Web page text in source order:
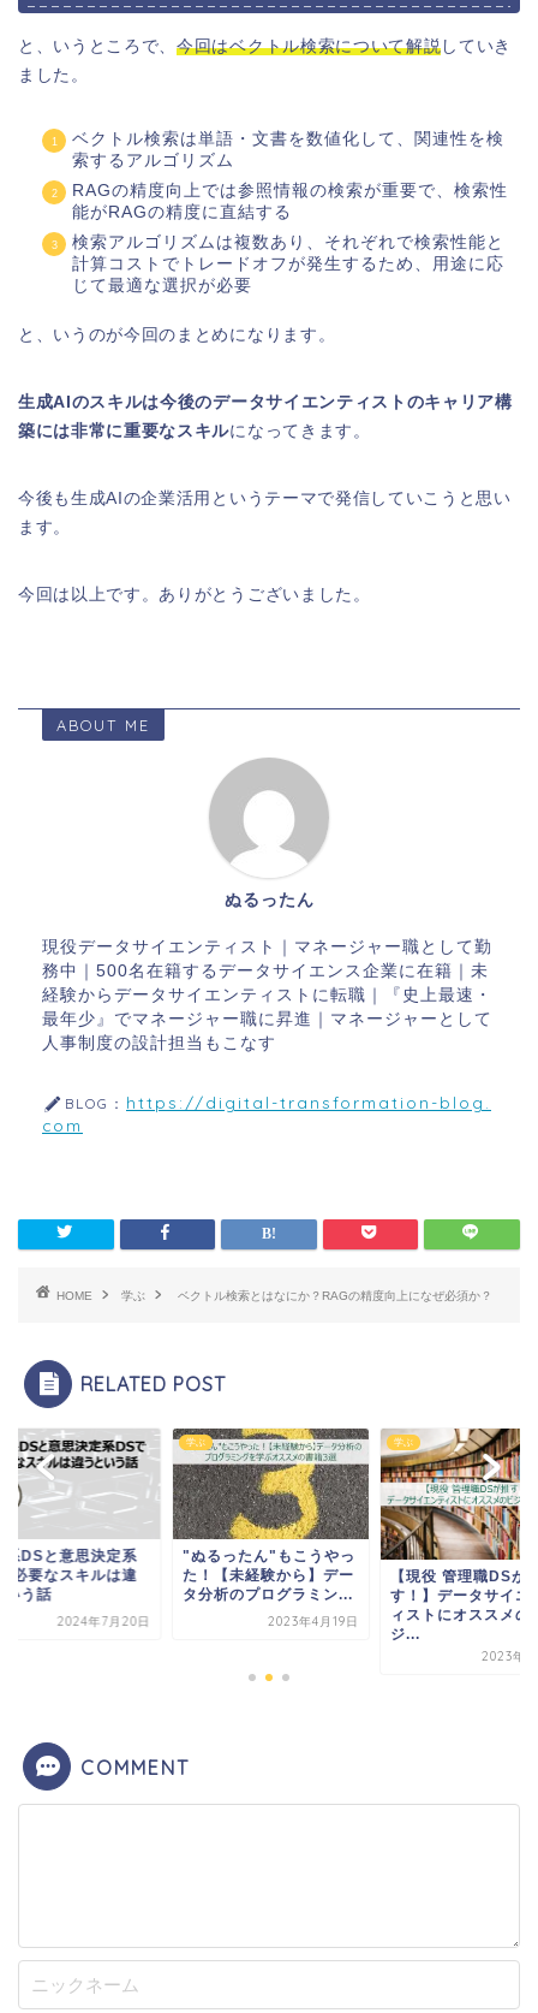
と、いうところで、今回はベクトル検索について解説 していき
ました。
ベクトル検索は単語・文書を数値化して、関連性を検
索するアルゴリズム
RAGの精度向上では参照情報の検索が重要で、検索性
能がRAGの精度に直結する
検索アルゴリズムは複数あり、それぞれで検索性能と
計算コストでトレードオフが発生するため、用途に応
じて最適な選択が必要
と、いうのが今回のまとめになります。
生成AIのスキルは今後のデータサイエンティストのキャリア構
築には非常に重要なスキルになってきます。
今後も生成AIの企業活用というテーマで発信していこうと思い
ます。
今回は以上です。ありがとうございました。
ABOUT ME
ぬるったん
現役データサイエンティスト｜マネージャー職として勤
務中｜500名在籍するデータサイエンス企業に在籍｜未
経験からデータサイエンティストに転職｜『史上最速・
最年少』でマネージャー職に昇進｜マネージャーとして
人事制度の設計担当もこなす
BLOG： https://digital-transformation-blog.
com
HOME 学ぶ ベクトル検索とはなにか？RAGの精度向上になぜ必須か？
RELATED POST
ったん"もこうやっ
【未経験から】デー
析のプログラミン...
2023年4月19日
学ぶ
【現役 管理職DSが推
す！】データサイエンテ
ィストにオススメのビ
学ぶ
開発系DSと意思決
DSで必要なスキル
うという話
2024年7
COMMENT